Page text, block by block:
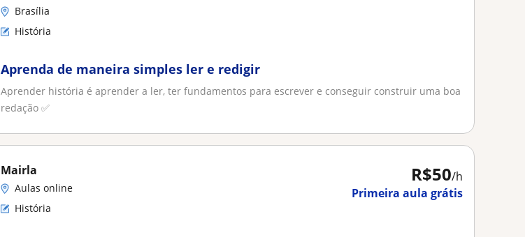
Brasília
História
Aprenda de maneira simples ler e redigir
Aprender história é aprender a ler, ter fundamentos para escrever e conseguir construir uma boa
redação ✅
R$50/h
Primeira aula grátis
Mairla
Aulas online
História